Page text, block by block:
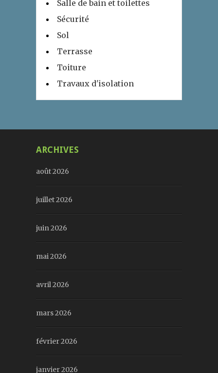
Salle de bain et toilettes
Sécurité
Sol
Terrasse
Toiture
Travaux d'isolation
ARCHIVES
août 2026
juillet 2026
juin 2026
mai 2026
avril 2026
mars 2026
février 2026
janvier 2026